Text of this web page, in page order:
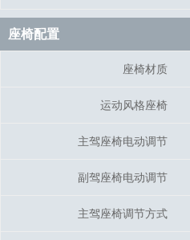
座椅配置
座椅材质
运动风格座椅
主驾座椅电动调节
副驾座椅电动调节
主驾座椅调节方式
座椅配置
座椅材质
运动风格座椅
主驾座椅电动调节
副驾座椅电动调节
主驾座椅调节方式